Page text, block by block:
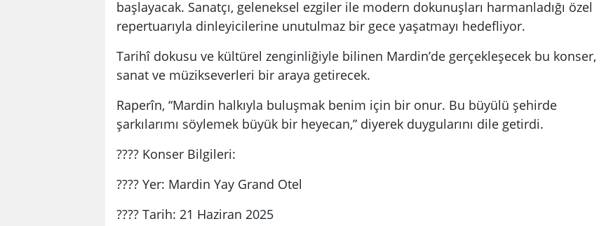
başlayacak. Sanatçı, geleneksel ezgiler ile modern dokunuşları harmanladığı özel
repertuarıyla dinleyicilerine unutulmaz bir gece yaşatmayı hedefliyor.
Tarihî dokusu ve kültürel zenginliğiyle bilinen Mardin’de gerçekleşecek bu konser,
sanat ve müzikseverleri bir araya getirecek.
Raperîn, “Mardin halkıyla buluşmak benim için bir onur. Bu büyülü şehirde
şarkılarımı söylemek büyük bir heyecan,” diyerek duygularını dile getirdi.
???? Konser Bilgileri:
???? Yer: Mardin Yay Grand Otel
???? Tarih: 21 Haziran 2025